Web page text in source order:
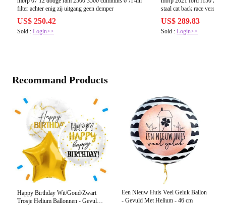
filter achter enig zij uitgang geen demper
US$ 250.42
Sold : Login>>
staal cat back race versie
US$ 289.83
Sold :Login>>
Recommand Products
Happy Birthday Wit/Goud/Zwart
Trosje Helium Ballonnen - Gevuld
Een Nieuw Huis Veel Geluk Ballon
- Gevuld Met Helium - 46 cm